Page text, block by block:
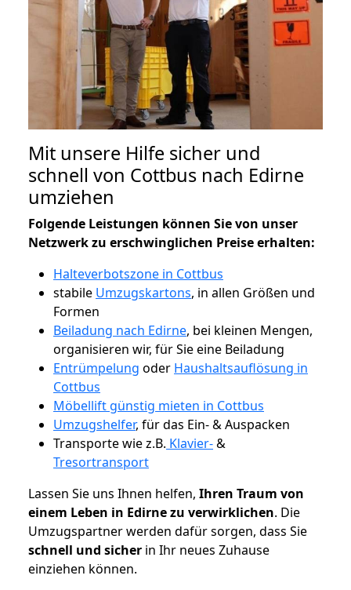
Mit unsere Hilfe sicher und
schnell von Cottbus nach Edirne
umziehen
Folgende Leistungen können Sie von unser
Netzwerk zu erschwinglichen Preise erhalten:
Halteverbotszone in Cottbus
stabile Umzugskartons, in allen Größen und
Formen
Beiladung nach Edirne, bei kleinen Mengen,
organisieren wir, für Sie eine Beiladung
Entrümpelung oder Haushaltsauflösung in
Cottbus
Möbellift günstig mieten in Cottbus
Umzugshelfer, für das Ein- & Auspacken
Transporte wie z.B. Klavier-&
Tresortransport
Lassen Sie uns Ihnen helfen, Ihren Traum von
einem Leben in Edirne zu verwirklichen. Die
Umzugspartner werden dafür sorgen, dass Sie
schnell und sicher in Ihr neues Zuhause
einziehen können.